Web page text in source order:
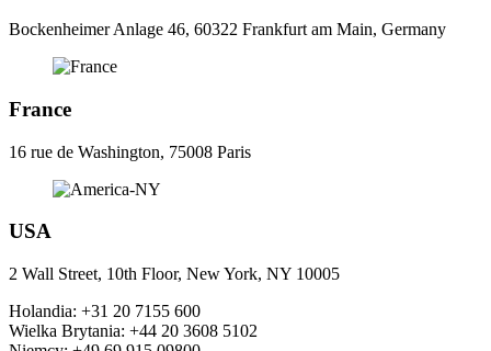
Bockenheimer Anlage 46, 60322 Frankfurt am Main, Germany
France
16 rue de Washington, 75008 Paris
USA
2 Wall Street, 10th Floor, New York, NY 10005
Holandia: +31 20 7155 600
Wielka Brytania: +44 20 3608 5102